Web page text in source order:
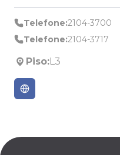
Telefone:2104-3700
Telefone:2104-3717
Piso:L3